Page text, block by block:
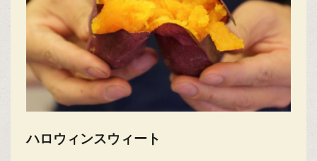
ハロウィンスウィート